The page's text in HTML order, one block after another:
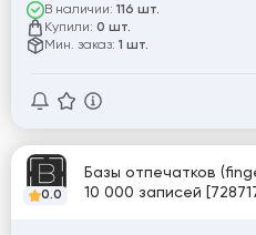
В наличии: 116 шт.
Купили: 0 шт.
Мин. заказ: 1 шт.
0.0
Базы отпечатков
10 000 записей